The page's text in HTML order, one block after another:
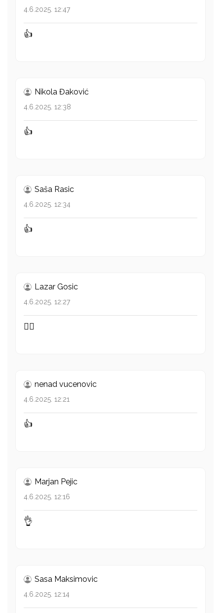
4.6.2025. 12:47
👍
Nikola Đaković
4.6.2025. 12:38
👍
Saša Rasic
4.6.2025. 12:34
👍
Lazar Gosic
4.6.2025. 12:27
👌🏼
nenad vucenovic
4.6.2025. 12:21
👍
Marjan Pejic
4.6.2025. 12:16
👌
Sasa Maksimovic
4.6.2025. 12:14